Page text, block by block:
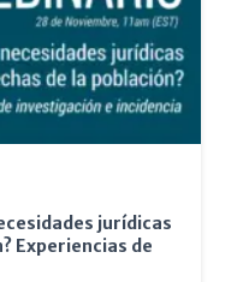
jurídicas
Experiencias de